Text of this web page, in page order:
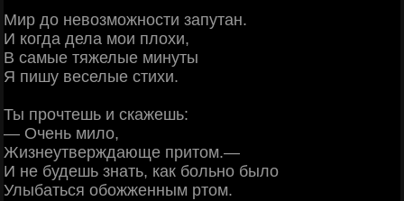
Мир до невозможности запутан.
И когда дела мои плохи,
В самые тяжелые минуты
Я пишу веселые стихи.
Ты прочтешь и скажешь:
— Очень мило,
Жизнеутверждающе притом.—
И не будешь знать, как больно было
Улыбаться обожженным ртом.